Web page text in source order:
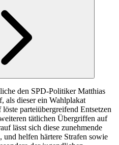
den SPD-Politiker Matthias
als dieser ein Wahlplakat
parteiübergreifend Entsetzen
tätlichen Übergriffen auf
lässt sich diese zunehmende
helfen härtere Strafen sowie